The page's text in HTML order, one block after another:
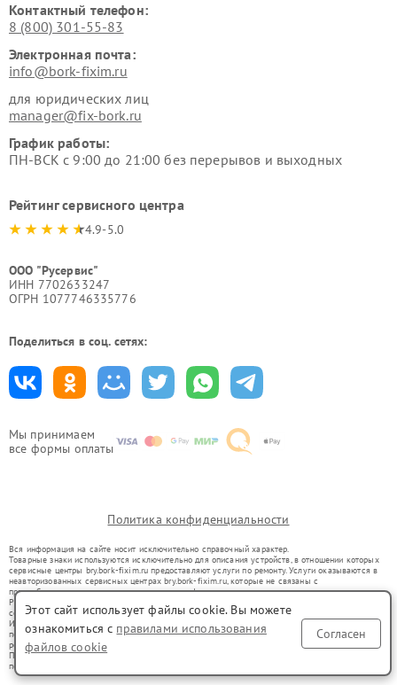
Мы принимаем
все формы оплаты
Контактный телефон:
8 (800) 301-55-83
Электронная почта:
info@bork-fixim.ru
для юридических лиц
manager@fix-bork.ru
График работы:
ПН-ВСК с 9:00 до 21:00 без перерывов и выходных
Рейтинг сервисного центра
4.9-5.0
ООО "Русервис"
ИНН 7702633247
ОГРН 1077746335776
Поделиться в соц. сетях:
Политика конфиденциальности
Вся информация на сайте носит исключительно справочный характер.
Товарные знаки используются исключительно для описания устройств, в отношении которых
сервисные центры bry.bork-fixim.ru предоставляют услуги по ремонту. Услуги оказываются в
неавторизованных сервисных центрах bry.bork-fixim.ru, которые не связаны с
правообладателями товарных знаков или их официальными представителями.
Ремонт осуществляется для устройств, уже введенных в гражданский оборот в соответствии
со статьей 1487 ГК РФ.
Использование товарных знаков не преследует цели индивидуализации услуг или введения
потребителей в заблуждение, а служит для информирования о предоставляемых услугах по
ремонту техники указанных брендов.
Представленная на сайте информация не является публичной офертой, определяемой
положениями Статьи 437(2) Гражданского кодекса РФ
Этот сайт использует файлы cookie. Вы можете
ознакомиться с правилами использования
файлов cookie
Согласен